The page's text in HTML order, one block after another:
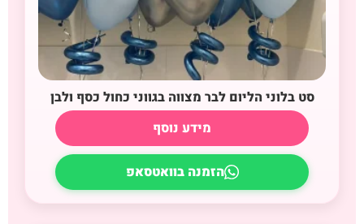
סט בלוני הליום לבר מצווה בגווני כחול כסף ולבן
מידע נוסף
הזמנה בוואטסאפ